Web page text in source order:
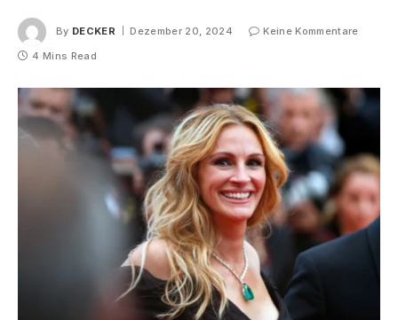
By DECKER Dezember 20, 2024
Keine Kommentare
4 Mins Read